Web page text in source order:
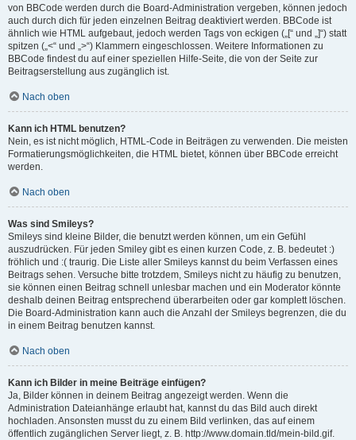
von BBCode werden durch die Board-Administration vergeben, können jedoch
auch durch dich für jeden einzelnen Beitrag deaktiviert werden. BBCode ist
ähnlich wie HTML aufgebaut, jedoch werden Tags von eckigen („[“ und „]“) statt
spitzen („<“ und „>“) Klammern eingeschlossen. Weitere Informationen zu
BBCode findest du auf einer speziellen Hilfe-Seite, die von der Seite zur
Beitragserstellung aus zugänglich ist.
Nach oben
Kann ich HTML benutzen?
Nein, es ist nicht möglich, HTML-Code in Beiträgen zu verwenden. Die meisten
Formatierungsmöglichkeiten, die HTML bietet, können über BBCode erreicht
werden.
Nach oben
Was sind Smileys?
Smileys sind kleine Bilder, die benutzt werden können, um ein Gefühl
auszudrücken. Für jeden Smiley gibt es einen kurzen Code, z. B. bedeutet :)
fröhlich und :( traurig. Die Liste aller Smileys kannst du beim Verfassen eines
Beitrags sehen. Versuche bitte trotzdem, Smileys nicht zu häufig zu benutzen,
sie können einen Beitrag schnell unlesbar machen und ein Moderator könnte
deshalb deinen Beitrag entsprechend überarbeiten oder gar komplett löschen.
Die Board-Administration kann auch die Anzahl der Smileys begrenzen, die du
in einem Beitrag benutzen kannst.
Nach oben
Kann ich Bilder in meine Beiträge einfügen?
Ja, Bilder können in deinem Beitrag angezeigt werden. Wenn die
Administration Dateianhänge erlaubt hat, kannst du das Bild auch direkt
hochladen. Ansonsten musst du zu einem Bild verlinken, das auf einem
öffentlich zugänglichen Server liegt, z. B. http://www.domain.tld/mein-bild.gif.